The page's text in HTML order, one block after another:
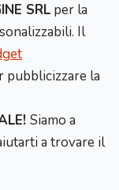
SRL per la
Il
pubblicizzare la
Siamo a
a trovare il